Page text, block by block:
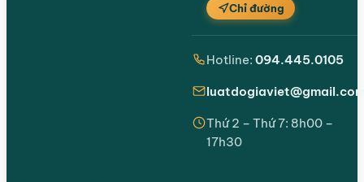
Chỉ đường
Hotline: 094.445.0105
Thứ 2 – Thứ 7: 8h00 –
17h30